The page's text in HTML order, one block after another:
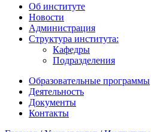
Об институте
Новости
Администрация
Структура института:
Кафедры
Подразделения
Образовательные программы
Деятельность
Документы
Контакты